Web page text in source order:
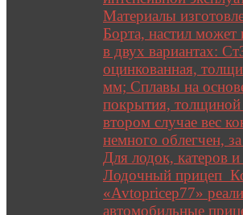
Материалы
Борта, настил может
в двух вариантах:
оцинкованная,
мм; Сплавы на
покрытия,
втором случае вес
немного облегчен,
Для лодок, катеров
Лодочный прицеп
«Avtopricep77»
автомобильные